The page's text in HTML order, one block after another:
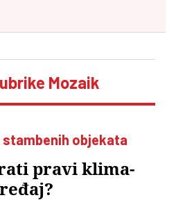
Mozaik
stambenih objekata
pravi klima-